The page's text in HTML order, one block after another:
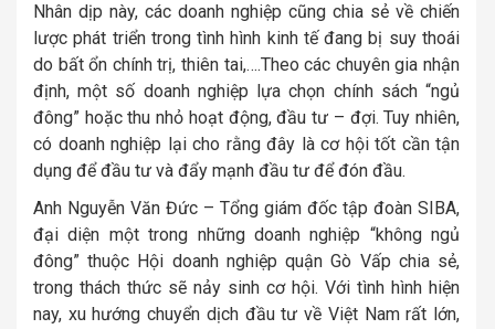
Nhân dịp này, các doanh nghiệp cũng chia sẻ về chiến
lược phát triển trong tình hình kinh tế đang bị suy thoái
do bất ổn chính trị, thiên tai,….Theo các chuyên gia nhận
định, một số doanh nghiệp lựa chọn chính sách “ngủ
đông” hoặc thu nhỏ hoạt động, đầu tư – đợi. Tuy nhiên,
có doanh nghiệp lại cho rằng đây là cơ hội tốt cần tận
dụng để đầu tư và đẩy mạnh đầu tư để đón đầu.
Anh Nguyễn Văn Đức – Tổng giám đốc tập đoàn SIBA,
đại diện một trong những doanh nghiệp “không ngủ
đông” thuộc Hội doanh nghiệp quận Gò Vấp chia sẻ,
trong thách thức sẽ nảy sinh cơ hội. Với tình hình hiện
nay, xu hướng chuyển dịch đầu tư về Việt Nam rất lớn,